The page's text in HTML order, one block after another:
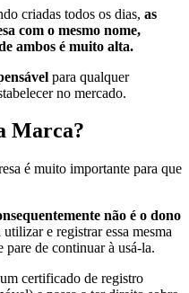
criadas todos os dias, as
com o mesmo nome,
ambos é muito alta.
para qualquer
no mercado.
Marca?
é muito importante para que
não é o dono
e registrar essa mesma
pare de continuar à usá-la.
certificado de registro